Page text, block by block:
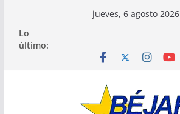
contenido
jueves, 6 agosto 2026
Lo
último: